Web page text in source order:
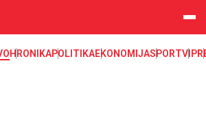
HRONIKAPOLITIKAEKONOMIJASPORTVIP